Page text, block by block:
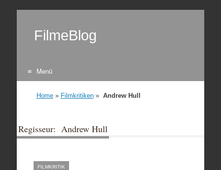
FilmeBlog
Menü
Home» Filmkritiken» Andrew Hull
Regisseur: Andrew Hull
FILMKRITIK